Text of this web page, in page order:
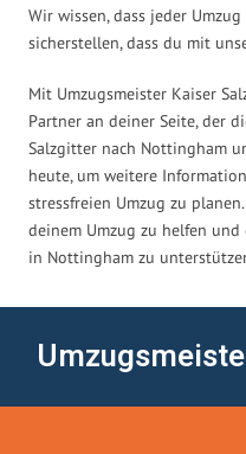
Wir wissen, dass jeder
sicherstellen, dass du mit
Mit Umzugsmeister Kaiser
Partner an deiner Seite, der
Salzgitter nach Nottingham
heute, um weitere
stressfreien Umzug zu
deinem Umzug zu helfen
in Nottingham zu